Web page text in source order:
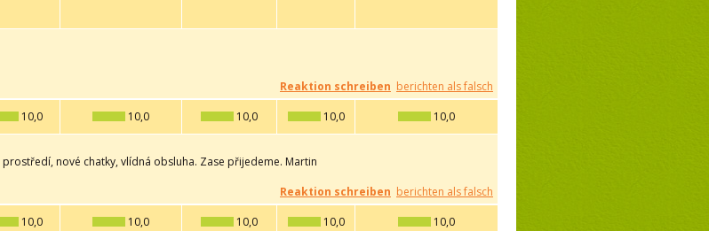
Reaktion schreiben berichten als falsch
10,0 10,0 10,0 10,0 10,0
nové chatky, vlídná obsluha. Zase přijedeme. Martin
Reaktion schreiben berichten als falsch
10,0 10,0 10,0 10,0 10,0